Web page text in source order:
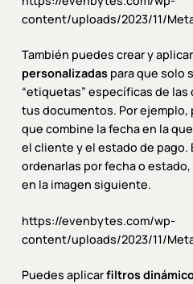
content/uploads/2023/11/
También puedes crear y
personalizadaspara que solo
“etiquetas” específicas de
tus documentos. Por ejemplo,
que combine la fecha en la
el cliente y el estado de pago.
ordenarlas por fecha o
en la imagen siguiente.
https://evenbytes.com/wp-
content/uploads/2023/11/
Puedes aplicarfiltros